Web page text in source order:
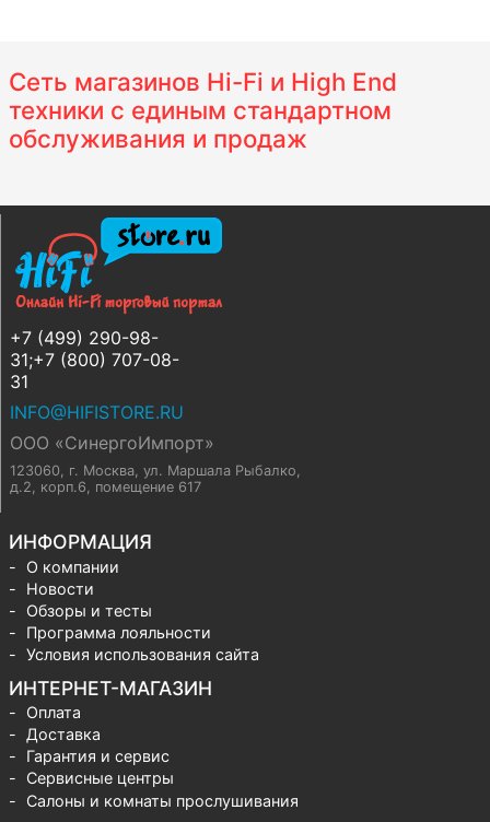
Сеть магазинов Hi-Fi и High End
техники с единым стандартном
обслуживания и продаж
+7 (499) 290-98-
31;+7 (800) 707-08-
31
INFO@HIFISTORE.RU
ООО «СинергоИмпорт»
123060, г. Москва, ул. Маршала Рыбалко,
д.2, корп.6, помещение 617
ИНФОРМАЦИЯ
О компании
Новости
Обзоры и тесты
Программа лояльности
Условия использования сайта
ИНТЕРНЕТ-МАГАЗИН
Оплата
Доставка
Гарантия и сервис
Сервисные центры
Салоны и комнаты прослушивания